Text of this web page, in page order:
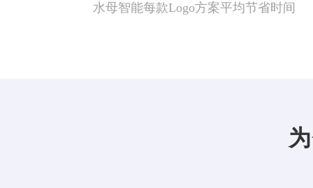
水母智能每款Logo方案平均节省时间